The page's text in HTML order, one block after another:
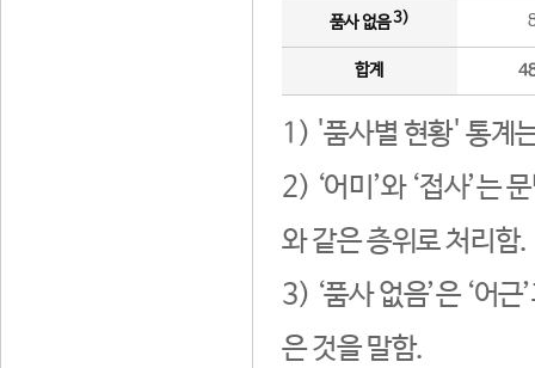
품사 없음3)
합계
1) '품사별 현황' 통계
2) ‘어미’와 ‘접사’는
와 같은 층위로 처리함.
3) ‘품사 없음’은 ‘어
은 것을 말함.